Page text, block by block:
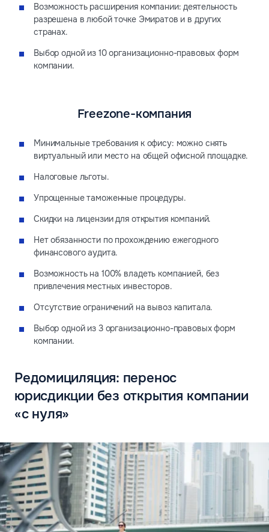
Возможность расширения компании: деятельность
разрешена в любой точке Эмиратов и в других
странах.
Выбор одной из 10 организационно-правовых форм
компании.
Freezone-компания
Минимальные требования к офису: можно снять
виртуальный или место на общей офисной площадке.
Налоговые льготы.
Упрощенные таможенные процедуры.
Скидки на лицензии для открытия компаний.
Нет обязанности по прохождению ежегодного
финансового аудита.
Возможность на 100% владеть компанией, без
привлечения местных инвесторов.
Отсутствие ограничений на вывоз капитала.
Выбор одной из 3 организационно-правовых форм
компании.
Редомициляция: перенос
юрисдикции без открытия компании
«с нуля»